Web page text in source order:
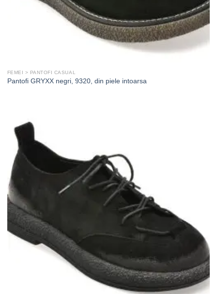
FEMEI > PANTOFI CASUAL
Pantofi GRYXX negri, 9320, din piele intoarsa